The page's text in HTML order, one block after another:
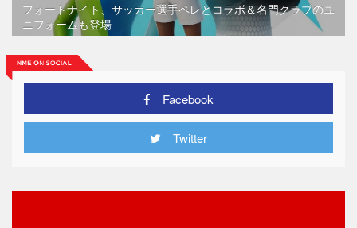
フォートナイト、サッカー選手ペレとコラボ＆名門クラブのユ
ニフォームも登場
Facebook
Twitter